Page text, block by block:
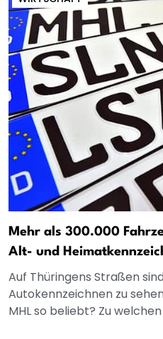
Mehr als 300.000
Alt- und
Auf Thüringens Straßen
Autokennzeichnen zu
MHL so beliebt? Zu welchen